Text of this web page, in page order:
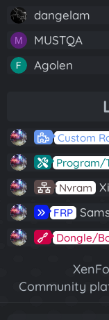
dangelam
M MUSTQA
Agolen
Custom
Program/
Nvram
FRP
Dongle/
Community